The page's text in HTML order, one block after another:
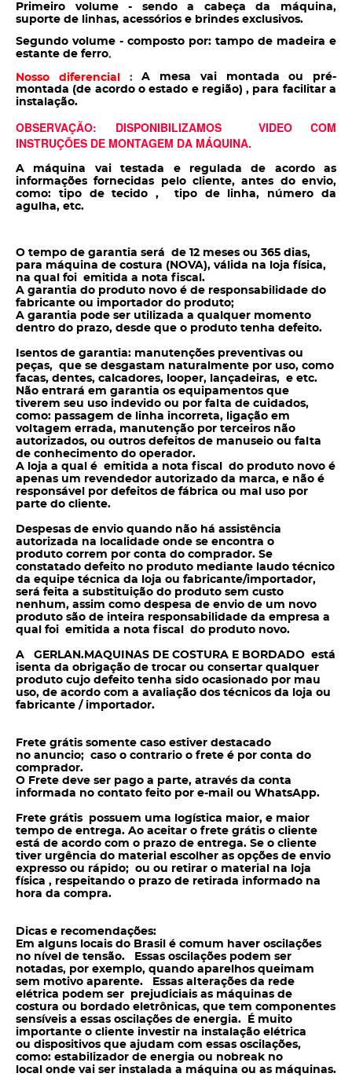
Primeiro volume - sendo a cabeça da máquina,
suporte de linhas, acessórios e brindes exclusivos.
Segundo volume - composto por: tampo de madeira e
estante de ferro.
Nosso diferencial :A mesa vai montada ou pré-
montada (de acordo o estado e região) , para facilitar a
instalação.
OBSERVAÇÃO: DISPONIBILIZAMOS VIDEO COM
INSTRUÇÕES DE MONTAGEM DA MÁQUINA.
A máquina vai testada e regulada de acordo as
informações fornecidas pelo cliente, antes do envio,
como: tipo de tecido , tipo de linha, número da
agulha, etc.
O tempo de garantia será de 12 meses ou 365 dias,
para máquina de costura (NOVA), válida na loja física,
na qual foi emitida a nota fiscal.
A garantia do produto novo é de responsabilidade do
fabricante ou importador do produto;
A garantia pode ser utilizada a qualquer momento
dentro do prazo, desde que o produto tenha defeito.
Isentos de garantia: manutenções preventivas ou
peças, que se desgastam naturalmente por uso, como
facas, dentes, calcadores, looper, lançadeiras, e etc.
Não entrará em garantia os equipamentos que
tiverem seu uso indevido ou por falta de cuidados,
como: passagem de linha incorreta, ligação em
voltagem errada, manutenção por terceiros não
autorizados, ou outros defeitos de manuseio ou falta
de conhecimento do operador.
A loja a qual é emitida a nota fiscal do produto novo é
apenas um revendedor autorizado da marca, e não é
responsável por defeitos de fábrica ou mal uso por
parte do cliente.
Despesas de envio quando não há assistência
autorizada na localidade onde se encontra o
produto correm por conta do comprador. Se
constatado defeito no produto mediante laudo técnico
da equipe técnica da loja ou fabricante/importador,
será feita a substituição do produto sem custo
nenhum, assim como despesa de envio de um novo
produto são de inteira responsabilidade da empresa a
qual foi emitida a nota fiscal do produto novo.
A GERLAN.MAQUINAS DE COSTURA E BORDADO está
isenta da obrigação de trocar ou consertar qualquer
produto cujo defeito tenha sido ocasionado por mau
uso, de acordo com a avaliação dos técnicos da loja ou
fabricante / importador.
Frete grátis somente caso estiver destacado
no anuncio; caso o contrario o frete é por conta do
comprador.
O Frete deve ser pago a parte, através da conta
informada no contato feito por e-mail ou WhatsApp.
Frete grátis possuem uma logística maior, e maior
tempo de entrega. Ao aceitar o frete grátis o cliente
está de acordo com o prazo de entrega. Se o cliente
tiver urgência do material escolher as opções de envio
expresso ou rápido; ou ou retirar o material na loja
física , respeitando o prazo de retirada informado na
hora da compra.
Dicas e recomendações:
Em alguns locais do Brasil é comum haver oscilações
no nível de tensão. Essas oscilações podem ser
notadas, por exemplo, quando aparelhos queimam
sem motivo aparente. Essas alterações da rede
elétrica podem ser prejudiciais as máquinas de
costura ou bordado eletrônicas, que tem componentes
sensíveis a essas oscilações de energia. É muito
importante o cliente investir na instalação elétrica
ou dispositivos que ajudam com essas oscilações,
como: estabilizador de energia ou nobreak no
local onde vai ser instalada a máquina ou as máquinas.